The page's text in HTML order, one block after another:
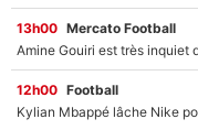
13h00 Mercato Football
12h00 Football